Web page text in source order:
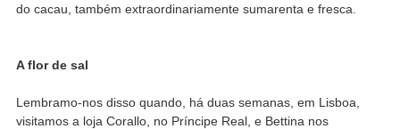
do cacau, também extraordinariamente sumarenta e fresca.
A flor de sal
Lembramo-nos disso quando, há duas semanas, em Lisboa,
visitamos a loja Corallo, no Príncipe Real, e Bettina nos